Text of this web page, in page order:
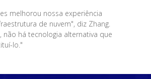
melhorou nossa experiência
de nuvem", diz Zhang.
não há tecnologia alternativa que
lo."